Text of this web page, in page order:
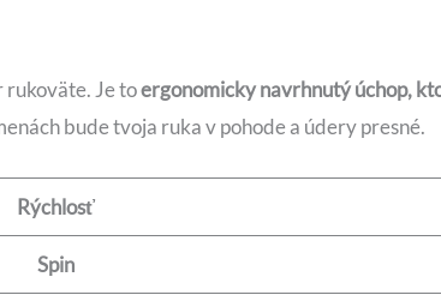
rukoväte. Je toergonomicky navrhnutý úchop,
bude tvoja ruka v pohode a údery presné.
Rýchlosť
Spin